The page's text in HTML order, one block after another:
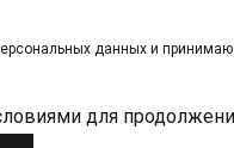
данных и
для